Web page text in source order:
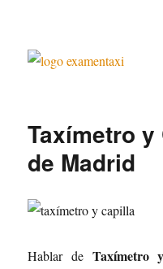
Taxímetro
de Madrid
Hablar deTaxímetro